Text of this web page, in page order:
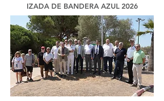
IZADA DE BANDERA AZUL 2026